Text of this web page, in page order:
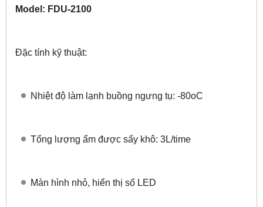
Model: FDU-2100
Đặc tính kỹ thuật:
Nhiệt độ làm lạnh buồng ngưng tụ: -80oC
Tổng lượng ẩm được sấy khô: 3L/time
Màn hình nhỏ, hiển thị số LED